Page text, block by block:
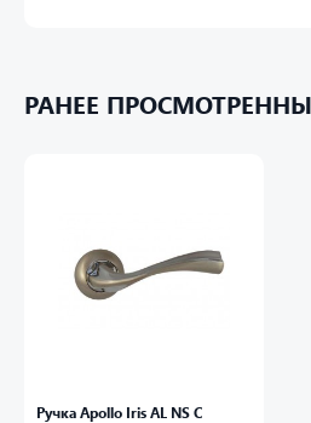
РАНЕЕ
Ручка Apollo Iris AL NS C